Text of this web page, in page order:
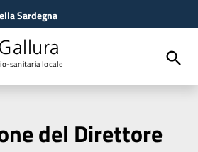
Sardegna
sanitaria locale
del Direttore